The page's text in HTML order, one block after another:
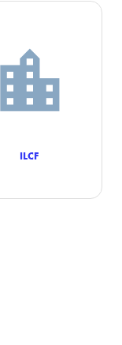
ILCF